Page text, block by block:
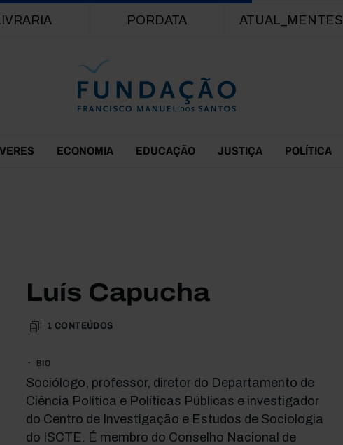
PORDATA ATUAL_MENTES
ECONOMIA EDUCAÇÃO JUSTIÇA POLÍTICA
Luís Capucha
1 CONTEÚDOS
BIO
Sociólogo, professor, diretor do Departamento de
Ciência Política e Políticas Públicas e investigador
do Centro de Investigação e Estudos de Sociologia
do ISCTE. É membro do Conselho Nacional de